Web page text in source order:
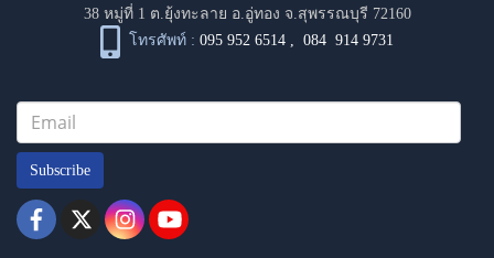
38 หมู่ที่ 1 ต.ยุ้งทะลาย อ.อู่ทอง จ.สุพรรณบุรี 72160
โทรศัพท์ : 095 952 6514 ,084 914 9731
Subscribe